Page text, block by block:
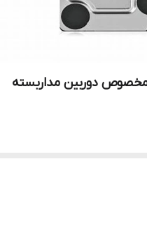
مخصوص دوربین مداربسته